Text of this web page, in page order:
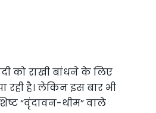
को राखी बांधने के लिए
रही है। लेकिन इस बार भी
“वृंदावन-थीम” वाले